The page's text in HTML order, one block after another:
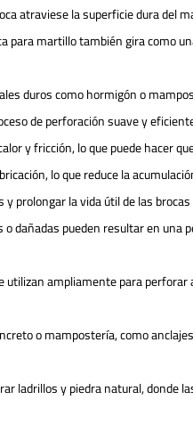
atraviese la superficie dura del
para martillo también gira
duros como hormigón o
de perforación suave y
y fricción, lo que puede hacer
lo que reduce la
la vida útil de las
dañadas pueden resultar en
ampliamente para
o mampostería, como
ladrillos y piedra natural, donde